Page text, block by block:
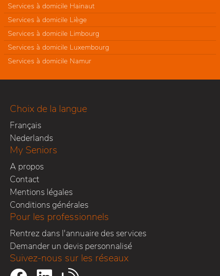
Services à domicile Hainaut
Services à domicile Liège
Services à domicile Limbourg
Services à domicile Luxembourg
Services à domicile Namur
Choix de la langue
Français
Nederlands
My Seniors
A propos
Contact
Mentions légales
Conditions générales
Pour les professionnels
Rentrez dans l'annuaire des services
Demander un devis personnalisé
Suivez-nous sur les réseaux